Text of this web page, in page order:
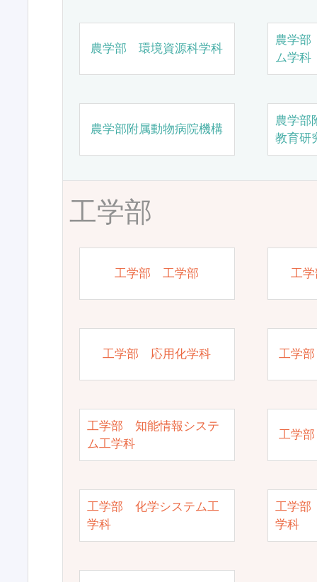
農学部 環境資源科学科
農学
ム学科
農学部附属動物病院機構
農学部
教育研
工学部
工学部 工学部 工
工学部 応用化学科 工学
工学部 知能情報システ
ム工学科
工学
工学部 化学システム工
学科
工学部
学科